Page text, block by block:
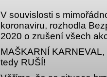
V souvislosti s
koronaviru, rozhodla
2020 o zrušení všech
MAŠKARNÍ
tedy RUŠÍ!